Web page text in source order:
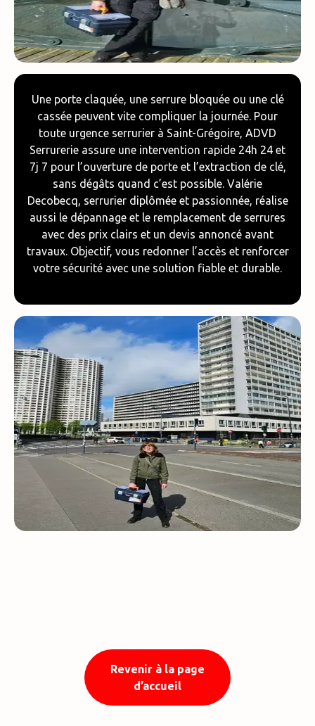
Une porte claquée, une serrure bloquée ou une clé
cassée peuvent vite compliquer la journée. Pour
toute urgence serrurier à Saint-Grégoire, ADVD
Serrurerie assure une intervention rapide 24h 24 et
7j 7 pour l’ouverture de porte et l’extraction de clé,
sans dégâts quand c’est possible. Valérie
Decobecq, serrurier diplômée et passionnée, réalise
aussi le dépannage et le remplacement de serrures
avec des prix clairs et un devis annoncé avant
travaux. Objectif, vous redonner l’accès et renforcer
votre sécurité avec une solution fiable et durable.
Revenir à la page
d’accueil